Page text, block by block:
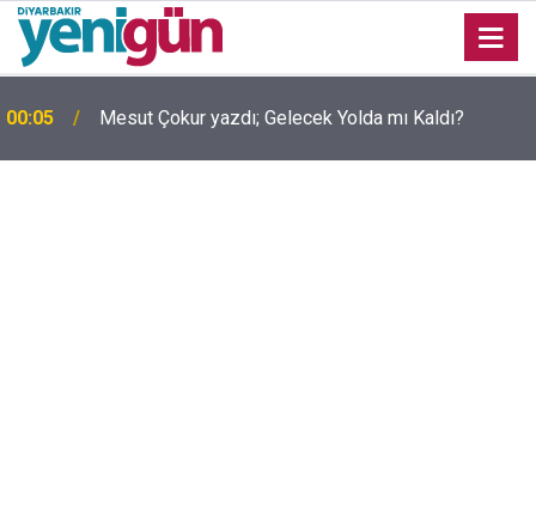
00:05 Mesut Çokur yazdı; Gelecek Yolda mı Kaldı?